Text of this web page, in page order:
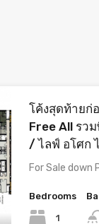
โค้งสุดท้ายก่
Free All รว
/ ไลฟ์ อโศก
For Sale down
Bedrooms
1